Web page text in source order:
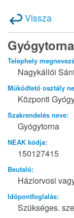
Vissza
Gyógytorna
Telephely
Nagykállói
Működtető osztály
Központi
Szakrendelés neve:
Gyógytorna
NEAK kódja:
150127415
Beutaló:
Háziorvosi
Időpontfoglalás:
Szükséges.